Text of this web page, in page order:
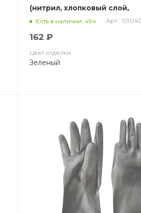
(нитрил, хлопковый слой,
толщ.0,38мм, дл.330мм.)
Есть в наличии: 494 Арт.:
162 ₽
Цвет отделки
Зеленый